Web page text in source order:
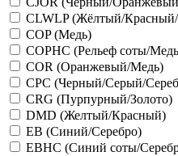
CLWLP (Жёлтый/
COP (Медь)
COPHC (Рельеф соты/
COR (Оранжевый/Медь)
CPC (Черный/Серый/
CRG (Пурпурный/Золото)
DMD (Желтый/Красный)
EB (Синий/Серебро)
EBHC (Синий соты/